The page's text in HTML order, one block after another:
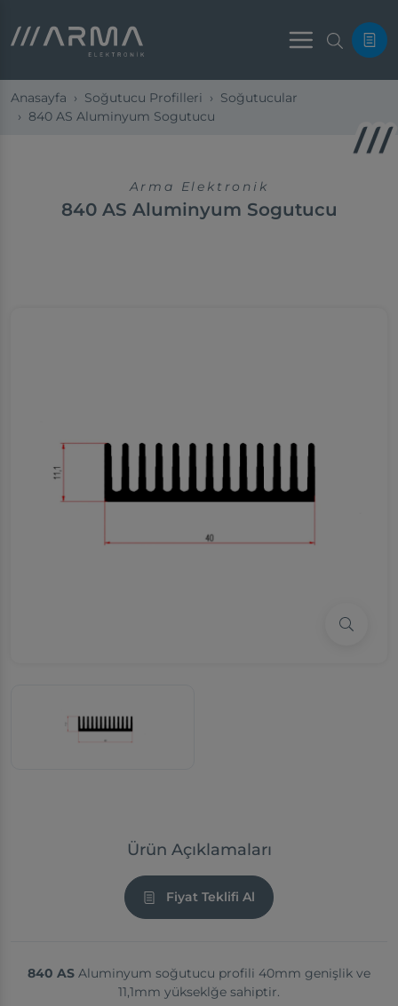
Menu
Anasayfa Soğutucu Profilleri
Soğutucular
840 AS Aluminyum Sogutucu
Arma Elektronik
840 AS Aluminyum Sogutucu
Ürün Açıklamaları
Fiyat Teklifi Al
840 AS Aluminyum soğutucu profili 40mm genişlik ve
11,1mm yükseklğe sahiptir.